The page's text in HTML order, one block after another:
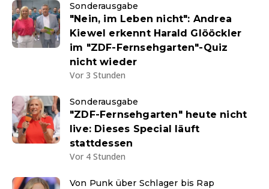
Sonderausgabe
"Nein, im Leben nicht": Andrea
Kiewel erkennt Harald Glööckler
im "ZDF-Fernsehgarten"-Quiz
nicht wieder
Vor 3 Stunden
Sonderausgabe
"ZDF-Fernsehgarten" heute nicht
live: Dieses Special läuft
stattdessen
Vor 4 Stunden
Von Punk über Schlager bis Rap